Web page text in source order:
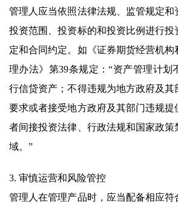
管理人应当依照法律法规、监管规定和
投资范围、投资标的和投资比例进行
定和合同约定。如《证券期货经营机构
理办法》第39条规定：“资产管理计划
行信贷资产；不得违规为地方政府及
要求或者接受地方政府及其部门违规
者间接投资法律、行政法规和国家政策
域。”
3. 审慎运营和风险管控
管理人在管理产品时，应当配备相应符